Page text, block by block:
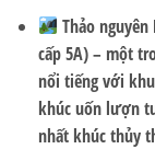
Thảo
cấp 5A)– một
nổi tiếng với
khúc uốn lượn
nhất khúc thủy